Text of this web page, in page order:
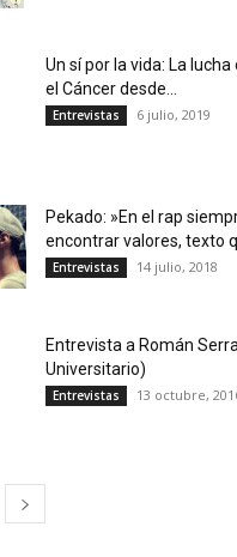
Un sí por la vida: La lucha
el Cáncer desde...
Entrevistas 6 julio, 2019
Pekado: »En el rap
encontrar valores, texto
Entrevistas 14 julio, 2018
Entrevista a Román
Universitario)
Entrevistas 13 octubre,